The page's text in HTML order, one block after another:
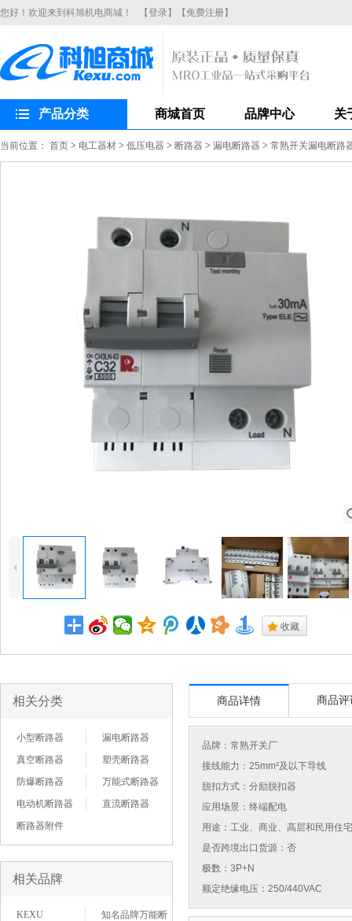
您好！欢迎来到科旭机电商城！ 【登录】 【免费注册】
产品分类 商城首页 品牌中心 关
当前位置： 首页 > 电工器材 > 低压电器 > 断路器 > 漏电断路器 > 常熟开关漏电断路
4
. 收藏
相关分类
小型断路器
漏电断路器
真空断路器
塑壳断路器
防爆断路器
万能式断路器
电动机断路器
直流断路器
断路器附件
相关品牌
KEXU
知名品牌万能断
商品详情 商品评
品牌： 常熟开关厂
接线能力：25mm²及以下导线
脱扣方式：分励脱扣器
应用场景：终端配电
用途：工业、商业、高层和民用住
是否跨境出口货源：否
极数：3P+N
额定绝缘电压：250/440VAC